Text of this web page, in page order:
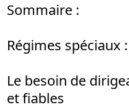
Sommaire :
Régimes spéciaux
Le besoin de
et fiables